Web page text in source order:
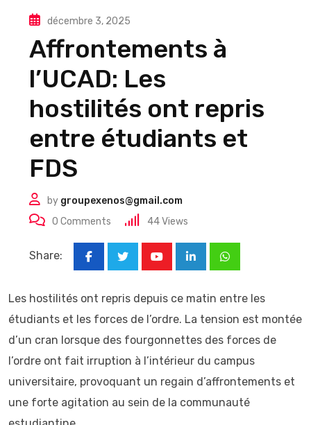
décembre 3, 2025
Affrontements à
l’UCAD: Les
hostilités ont repris
entre étudiants et
FDS
by groupexenos@gmail.com
0 Comments 44Views
Share:
LinkedInWhatsapp
Les hostilités ont repris depuis ce matin entre les
étudiants et les forces de l’ordre. La tension est montée
d’un cran lorsque des fourgonnettes des forces de
l’ordre ont fait irruption à l’intérieur du campus
universitaire, provoquant un regain d’affrontements et
une forte agitation au sein de la communauté